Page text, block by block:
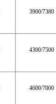
3900/7380
4300/7500
4600/7000